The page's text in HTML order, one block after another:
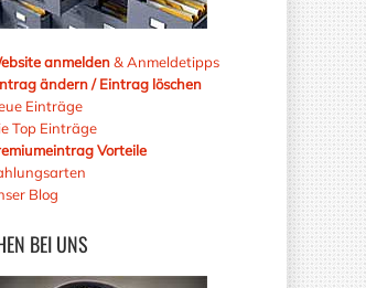
anmelden& Anmeldetipps
ändern / Eintrag löschen
Einträge
Top Einträge
Vorteile
Blog
BEI UNS